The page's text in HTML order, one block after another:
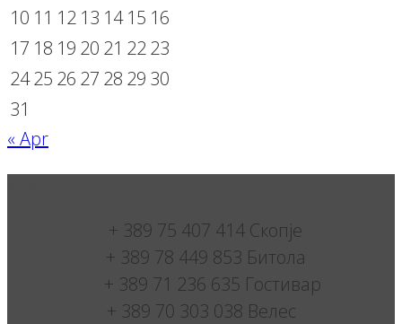
10 11 12 13 14 15 16
17 18 19 20 21 2223
2425 26 27 28 29 30
31
« Apr
+ 389 75 407 414 Скопје
+ 389 78 449 853 Битола
+ 389 71 236 635 Гостивар
+ 389 70 303 038 Велес